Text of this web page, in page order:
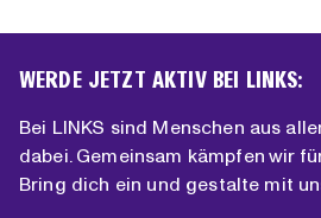
WERDE JETZT AKTIV BEI LINKS:
Bei LINKS sind Menschen aus
dabei. Gemeinsam kämpfen wir
Bring dich ein und gestalte mit